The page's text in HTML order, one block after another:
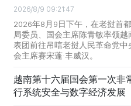
2026/8/9 09:21:47
2026年8月9日下午，在老挝首
局委员、国会主席陈青敏率领
表团前往吊唁老挝人民革命党中
会主席赛宋蓬·丰威汉。
越南第十六届国会第一次非
行系统安全与数字经济发展